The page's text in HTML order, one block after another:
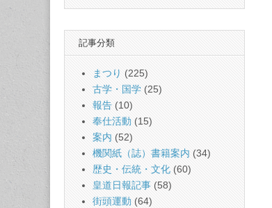
記事分類
まつり (225)
古学・国学 (25)
報告 (10)
奉仕活動 (15)
案内 (52)
機関紙（誌）書籍案内 (34)
歴史・伝統・文化 (60)
皇道日報記事 (58)
街頭運動 (64)